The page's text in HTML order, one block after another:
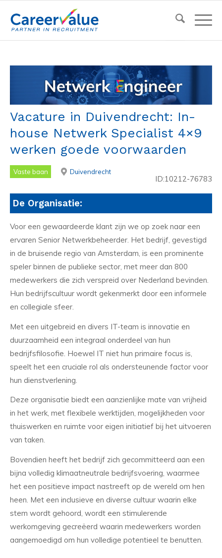
Vacature in Duivendrecht: In-
house Netwerk Specialist 4×9
werken goede voorwaarden
Vaste baan Duivendrecht
ID:10212-76783
De Organisatie:
Voor een gewaardeerde klant zijn we op zoek naar een
ervaren Senior Netwerkbeheerder. Het bedrijf, gevestigd
in de bruisende regio van Amsterdam, is een prominente
speler binnen de publieke sector, met meer dan 800
medewerkers die zich verspreid over Nederland bevinden.
Hun bedrijfscultuur wordt gekenmerkt door een informele
en collegiale sfeer.
Met een uitgebreid en divers IT-team is innovatie en
duurzaamheid een integraal onderdeel van hun
bedrijfsfilosofie. Hoewel IT niet hun primaire focus is,
speelt het een cruciale rol als ondersteunende factor voor
hun dienstverlening.
Deze organisatie biedt een aanzienlijke mate van vrijheid
in het werk, met flexibele werktijden, mogelijkheden voor
thuiswerken en ruimte voor eigen initiatief bij het uitvoeren
van taken.
Bovendien heeft het bedrijf zich gecommitteerd aan een
bijna volledig klimaatneutrale bedrijfsvoering, waarmee
het een positieve impact nastreeft op de wereld om hen
heen. Met een inclusieve en diverse cultuur waarin elke
stem wordt gehoord, wordt een stimulerende
werkomgeving gecreëerd waarin medewerkers worden
aangemoedigd om hun volledige potentieel te benutten.